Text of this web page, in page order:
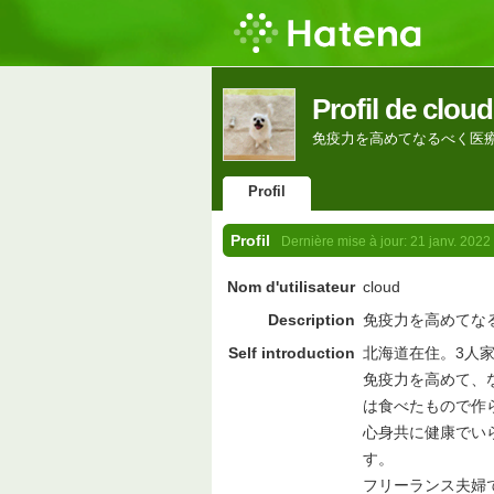
Profil de cloud
免疫力を高めてなるべく医
Profil
Profil Dernière mise à jour: 21 janv. 2022
Nom d'utilisateur cloud
Description 免疫力を高めてな
Self introduction 北海道在住。3人
免疫力を高めて、
は食べたもので作
心身共に健康でい
す。
フリーランス夫婦